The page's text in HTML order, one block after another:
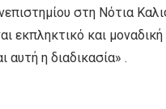
στη Νότια
εκπληκτικό και
αυτή η διαδικασία» .